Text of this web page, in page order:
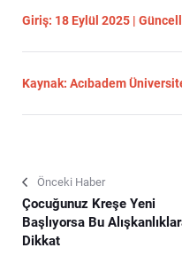
Giriş: 18 Eylül 2025 |
Kaynak: Acıbadem
Önceki Haber
Çocuğunuz Kreşe Yeni
Başlıyorsa Bu
Dikkat